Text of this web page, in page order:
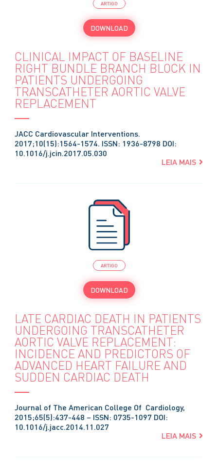
ARTIGO
DOWNLOAD
CLINICAL IMPACT OF BASELINE
RIGHT BUNDLE BRANCH BLOCK IN
PATIENTS UNDERGOING
TRANSCATHETER AORTIC VALVE
REPLACEMENT
JACC Cardiovascular Interventions.
2017;10(15):1564-1574. ISSN: 1936-8798 DOI:
10.1016/j.jcin.2017.05.030
LEIA MAIS
ARTIGO
DOWNLOAD
LATE CARDIAC DEATH IN PATIENTS
UNDERGOING TRANSCATHETER
AORTIC VALVE REPLACEMENT:
INCIDENCE AND PREDICTORS OF
ADVANCED HEART FAILURE AND
SUDDEN CARDIAC DEATH
Journal of The American College Of Cardiology,
2015;65(5):437-448 – ISSN: 0735-1097 DOI:
10.1016/j.jacc.2014.11.027
LEIA MAIS